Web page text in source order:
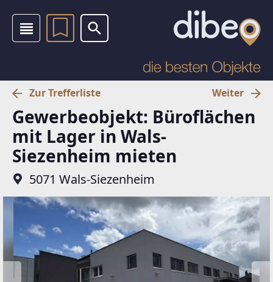
Zur Trefferliste Weiter
Gewerbeobjekt: Büroflächen
mit Lager in Wals-
Siezenheim mieten
5071 Wals-Siezenheim